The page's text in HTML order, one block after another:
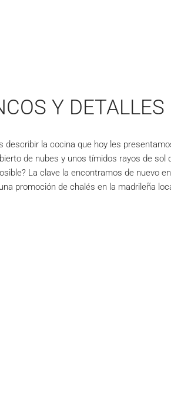
Y DETALLES
la cocina que hoy les
de nubes y unos tímidos rayos de
La clave la encontramos de nuevo
promoción de chalés en la madrileña